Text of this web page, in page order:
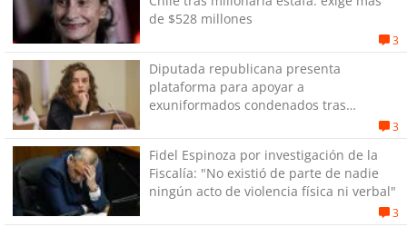
de $528 millones
3
Diputada republicana presenta
plataforma para apoyar a
exuniformados condenados tras
3
Fidel Espinoza por investigación de la
Fiscalía: "No existió de parte de nadie
ningún acto de violencia física ni verbal"
3